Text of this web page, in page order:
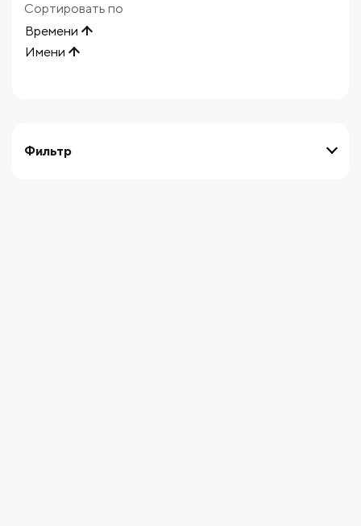
Фильтр
Сортировать по
Времени
Имени